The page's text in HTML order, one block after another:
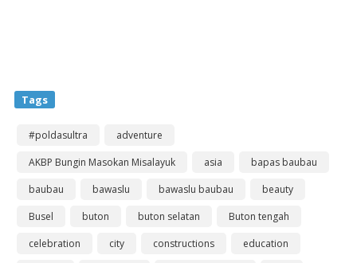
Tags
#poldasultra
adventure
AKBP Bungin Masokan Misalayuk
asia
bapas baubau
baubau
bawaslu bawaslu baubau
beauty
Busel
buton buton selatan
Buton tengah
celebration
city constructions
education